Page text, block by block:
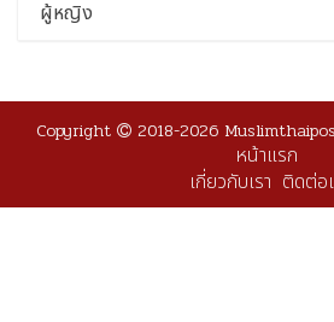
ผู้หญิง
Copyright 2018-2026
หน้าแรก
เกี่ยวกับเรา ติดต่อ